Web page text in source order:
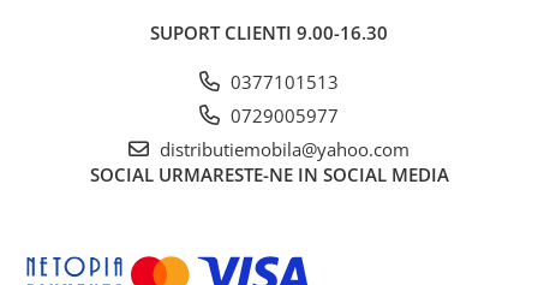
SUPORT CLIENTI 9.00-16.30
0377101513
0729005977
distributiemobila@yahoo.com
SOCIAL URMARESTE-NE IN SOCIAL MEDIA